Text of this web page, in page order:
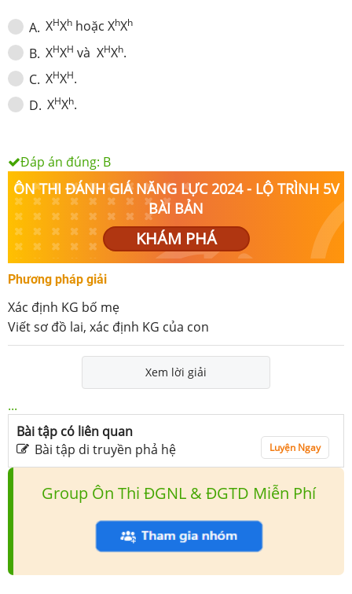
A. XHXh hoặc XhXh
B. XHXH và XHXh.
C. XHXH.
D. XHXh.
Đáp án đúng: B
ÔN THI ĐÁNH GIÁ NĂNG LỰC 2024 - LỘ TRÌNH 5V
BÀI BẢN
KHÁM PHÁ
Phương pháp giải
Xác định KG bố mẹ
Viết sơ đồ lai, xác định KG của con
Xem lời giải
...
Bài tập có liên quan
Bài tập di truyền phả hệ
Luyện Ngay
Group Ôn Thi ĐGNL & ĐGTD Miễn Phí